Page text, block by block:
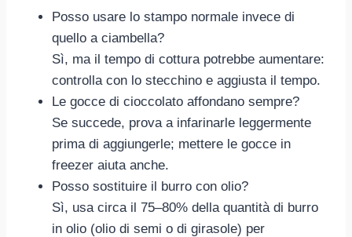
Posso usare lo stampo normale invece di
quello a ciambella?
Sì, ma il tempo di cottura potrebbe aumentare:
controlla con lo stecchino e aggiusta il tempo.
Le gocce di cioccolato affondano sempre?
Se succede, prova a infarinarle leggermente
prima di aggiungerle; mettere le gocce in
freezer aiuta anche.
Posso sostituire il burro con olio?
Sì, usa circa il 75–80% della quantità di burro
in olio (olio di semi o di girasole) per